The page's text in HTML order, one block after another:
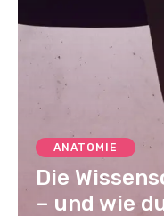
ANATOMIE
Die
– und wie